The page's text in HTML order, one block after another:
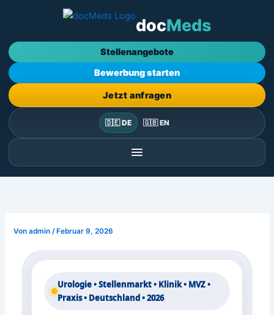
docMeds
Stellenangebote
Bewerbung starten
Jetzt anfragen
🇩🇪 DE 🇬🇧 EN
Vonadmin /Februar 9, 2026
Urologie • Stellenmarkt • Klinik • MVZ •
Praxis • Deutschland • 2026